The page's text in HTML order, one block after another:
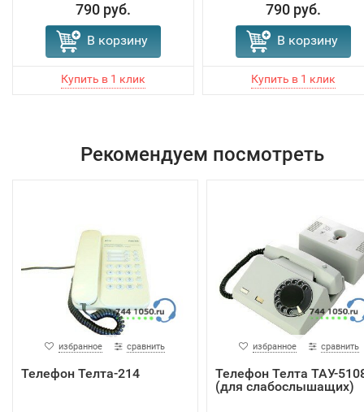
790 руб.
В корзину
790 руб.
В корзину
Рекомендуем посмотреть
избранное сравнить
Телефон Телта-214
избранное сравнить
Телефон Телта ТАУ-
(для слабослышащих)